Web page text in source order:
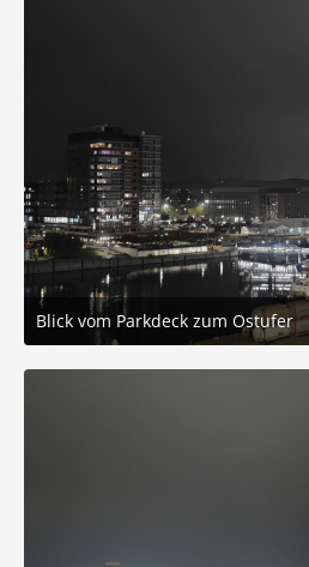
Blick vom Parkdeck zum Ostufer
15. November 2025 um 21:05
5